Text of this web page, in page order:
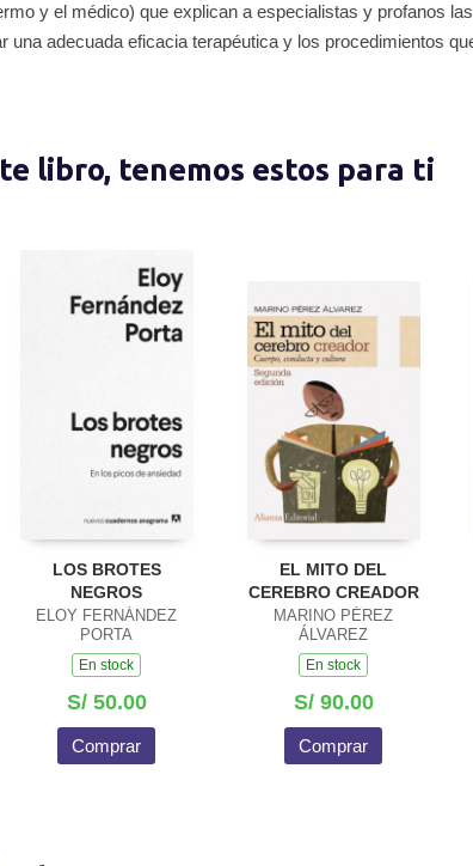
y el médico) que explican a especialistas y profanos
una adecuada eficacia terapéutica y los procedimientos
libro, tenemos estos para ti
LOS BROTES
NEGROS
ELOY FERNÁNDEZ
PORTA
En stock
S/ 50.00
Comprar
EL MITO DEL
CEREBRO CREADOR
MARINO PÉREZ
ÁLVAREZ
En stock
S/ 90.00
Comprar